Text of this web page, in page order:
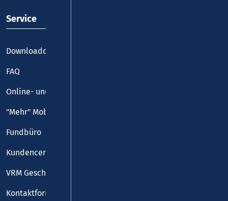
Service
Downloadcenter
FAQ
Online- und Handy-Tickets
"Mehr" Mobilität
Fundbüro
Kundencenter
VRM Geschäftsstelle
Kontaktformular